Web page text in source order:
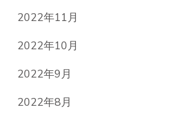
2022年11月
2022年10月
2022年9月
2022年8月